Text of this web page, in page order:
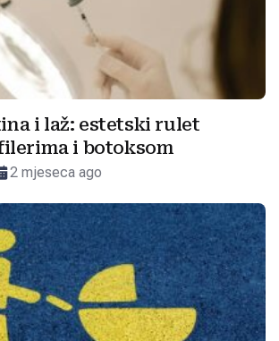
i laž: estetski rulet
i botoksom
2 mjeseca ago